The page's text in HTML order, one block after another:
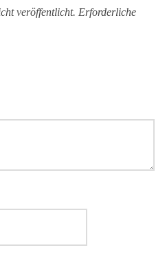
veröffentlicht. Erforderliche